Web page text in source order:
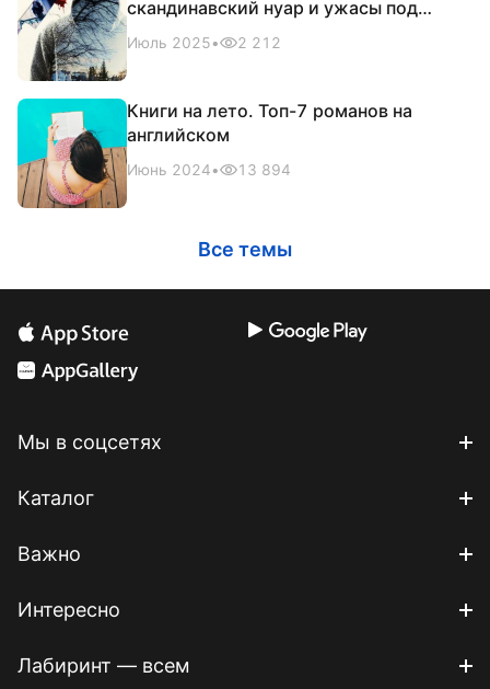
скандинавский нуар и ужасы под
маской социал-демократии
Июль 2025• 2 212
Книги на лето. Топ-7 романов на
английском
Июнь 2024• 13 894
Все темы
Мы в соцсетях
Каталог
Важно
Интересно
Лабиринт — всем